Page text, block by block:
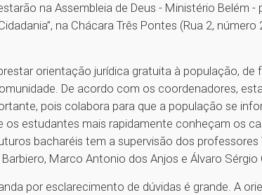
na Assembleia de Deus - Ministério Belém -
na Chácara Três Pontes (Rua 2, número
orientação jurídica gratuita à população, de
De acordo com os coordenadores,
pois colabora para que a população se
os estudantes mais rapidamente conheçam os
bacharéis tem a supervisão dos professores
Marco Antonio dos Anjos e Álvaro Sérgio
por esclarecimento de dúvidas é grande. A